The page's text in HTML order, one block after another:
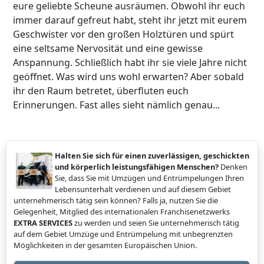
eure geliebte Scheune ausräumen. Obwohl ihr euch
immer darauf gefreut habt, steht ihr jetzt mit eurem
Geschwister vor den großen Holztüren und spürt
eine seltsame Nervosität und eine gewisse
Anspannung. Schließlich habt ihr sie viele Jahre nicht
geöffnet. Was wird uns wohl erwarten? Aber sobald
ihr den Raum betretet, überfluten euch
Erinnerungen. Fast alles sieht nämlich genau...
Halten Sie sich für einen zuverlässigen, geschickten
und körperlich leistungsfähigen Menschen? Denken
Sie, dass Sie mit Umzügen und Entrümpelungen Ihren
Lebensunterhalt verdienen und auf diesem Gebiet
unternehmerisch tätig sein können? Falls ja, nutzen Sie die
Gelegenheit, Mitglied des internationalen Franchisenetzwerks
EXTRA SERVICESzu werden und seien Sie unternehmerisch tätig
auf dem Gebiet Umzüge und Entrümpelung mit unbegrenzten
Möglichkeiten in der gesamten Europäischen Union.